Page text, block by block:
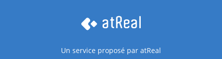
Un service proposé par atReal